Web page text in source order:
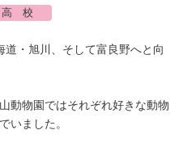
・旭川、そして富良野へと向
動物園ではそれぞれ好きな動物
いました。